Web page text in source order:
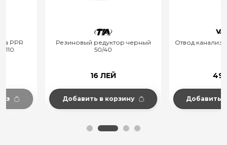
Резиновый редуктор черный
Добавить в корзину
Отвод канализационный
Добавить в корзину